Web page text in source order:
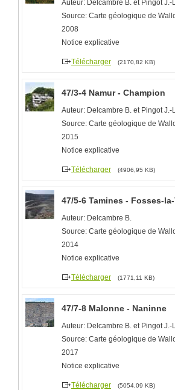
Auteur: Delcambre B. et Pingot J.-
Source: Carte géologique de
2008
Notice explicative
Télécharger (2170,82 KB)
47/3-4 Namur - Champion
Auteur: Delcambre B. et Pingot J.-
Source: Carte géologique de
2015
Notice explicative
Télécharger (4906,95 KB)
47/5-6 Tamines - Fosses-
Auteur: Delcambre B.
Source: Carte géologique de
2014
Notice explicative
Télécharger (1771,11 KB)
47/7-8 Malonne - Naninne
Auteur: Delcambre B. et Pingot J.-
Source: Carte géologique de
2017
Notice explicative
Télécharger (5054,09 KB)